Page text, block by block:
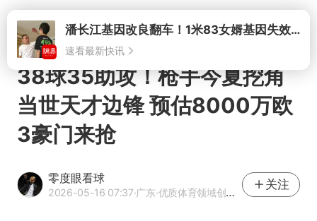
打开
38球35助攻！枪手今夏挖角
当世天才边锋 预估8000万欧
3豪门来抢
零度眼看球
2026-05-16 07:37·广东·优质体育领域创作者
关注